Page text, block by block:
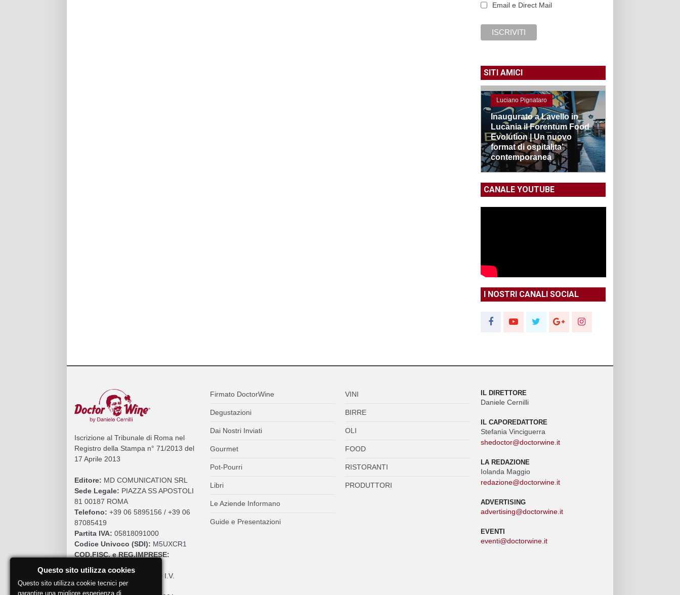
Email e Direct Mail
SITI AMICI
Luciano Pignataro
Inaugurato a Lavello in
Lucania il Forentum Food
Evolution | Un nuovo
format di ospitalita’
contemporanea
CANALE YOUTUBE
I NOSTRI CANALI SOCIAL
Iscrizione al Tribunale di Roma nel
Registro della Stampa n° 71/2013 del
17 Aprile 2013
Editore: MD COMUNICATION SRL
Sede Legale: PIAZZA SS APOSTOLI
81 00187 ROMA
Telefono: +39 06 5895156 / +39 06
87085419
Partita IVA: 05818091000
Codice Univoco (SDI): M5UXCR1
COD.FISC. e REG.IMPRESE:
Cap. Sociale:€. 10.200,00 I.V.
REA:RM 930252
Firmato DoctorWine
Degustazioni
Dai Nostri Inviati
Gourmet
Pot-Pourri
Libri
Le Aziende Informano
Guide e Presentazioni
VINI
BIRRE
OLI
FOOD
RISTORANTI
PRODUTTORI
IL DIRETTORE
Daniele Cernilli
IL CAPOREDATTORE
Stefania Vinciguerra
shedoctor@doctorwine.it
LA REDAZIONE
Iolanda Maggio
redazione@doctorwine.it
ADVERTISING
advertising@doctorwine.it
EVENTI
eventi@doctorwine.it
Questo sito utilizza cookies
Questo sito utilizza cookie tecnici per
garantire una migliore esperienza di